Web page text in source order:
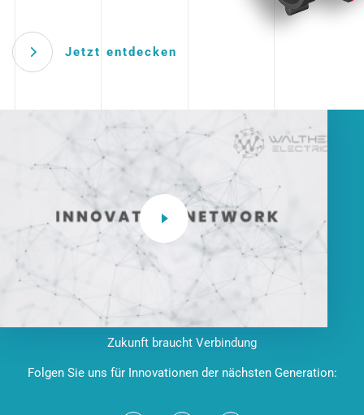
Jetzt entdecken
Zukunft braucht Verbindung
Folgen Sie uns für Innovationen der nächsten Generation: